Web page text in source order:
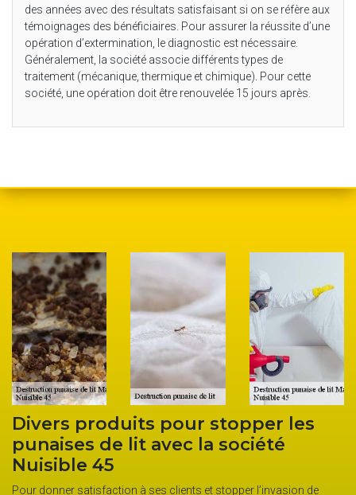
des années avec des résultats satisfaisant si on se réfère aux
témoignages des bénéficiaires. Pour assurer la réussite d’une
opération d’extermination, le diagnostic est nécessaire.
Généralement, la société associe différents types de
traitement (mécanique, thermique et chimique). Pour cette
société, une opération doit être renouvelée 15 jours après.
Divers produits pour stopper les
punaises de lit avec la société
Nuisible 45
Pour donner satisfaction à ses clients et stopper l’invasion de